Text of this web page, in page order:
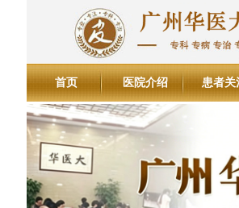
首页 医院介绍 患者关